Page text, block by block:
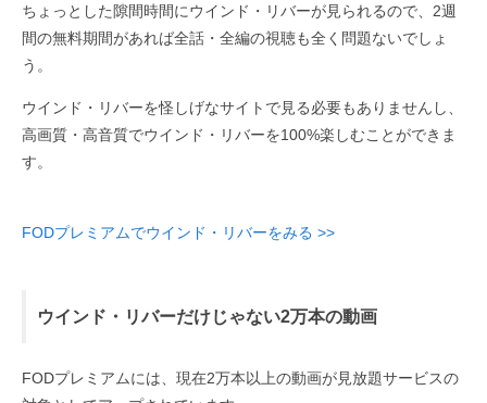
ちょっとした隙間時間にウインド・リバーが見られるので、2週
間の無料期間があれば全話・全編の視聴も全く問題ないでしょ
う。
ウインド・リバーを怪しげなサイトで見る必要もありませんし、
高画質・高音質でウインド・リバーを100%楽しむことができま
す。
FODプレミアムでウインド・リバーをみる >>
ウインド・リバーだけじゃない2万本の動画
FODプレミアムには、現在2万本以上の動画が見放題サービスの